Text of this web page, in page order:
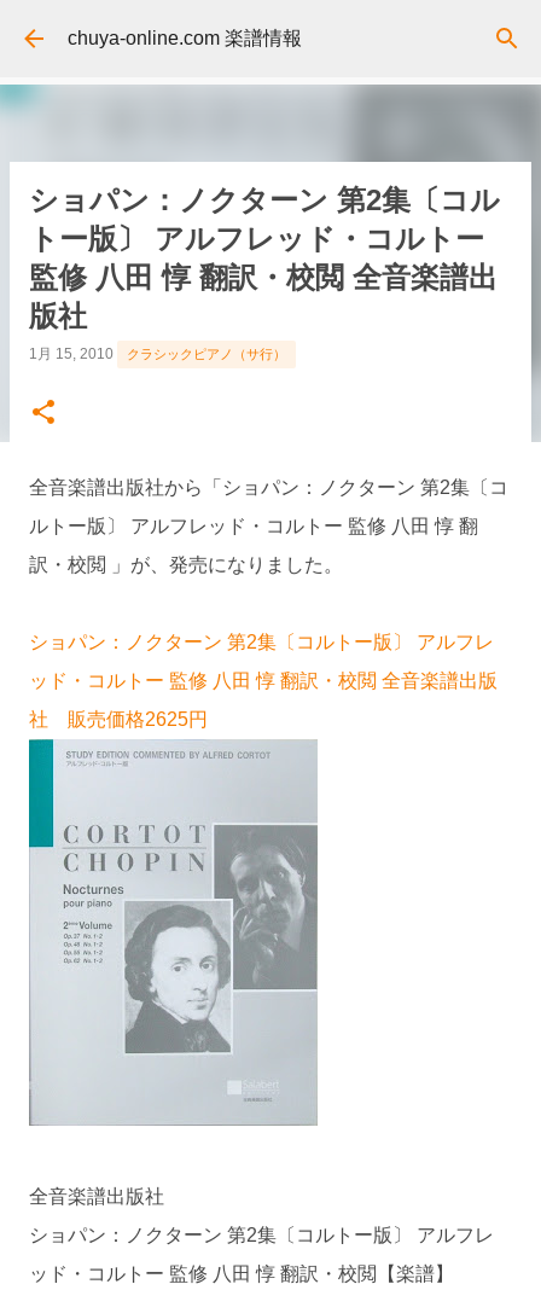
スキップしてメイン コンテンツに移動
chuya-online.com 楽譜情報
ショパン：ノクターン 第2集〔コル
トー版〕 アルフレッド・コルトー
監修 八田 惇 翻訳・校閲 全音楽譜出
版社
1月 15, 2010 クラシックピアノ（サ行）
全音楽譜出版社から「ショパン：ノクターン 第2集〔コ
ルトー版〕 アルフレッド・コルトー 監修 八田 惇 翻
訳・校閲 」が、発売になりました。
ショパン：ノクターン 第2集〔コルトー版〕 アルフレ
ッド・コルトー 監修 八田 惇 翻訳・校閲 全音楽譜出版
社 販売価格2625円
全音楽譜出版社
ショパン：ノクターン 第2集〔コルトー版〕 アルフレ
ッド・コルトー 監修 八田 惇 翻訳・校閲【楽譜】